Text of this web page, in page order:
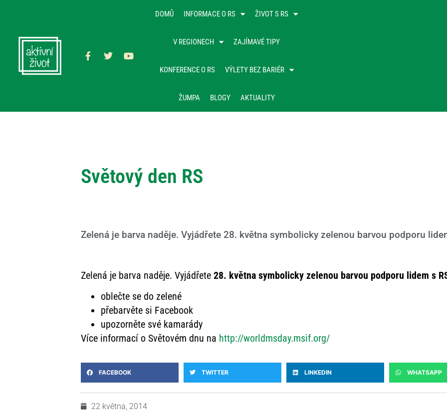
DOMŮ INFORMACE O RS ŽIVOT S RS
V REGIONECH ZAJÍMAVÉ TIPY
KONFERENCE O RS VÝLETY BEZ BARIÉR
ŽUMPA BLOGY AKTUALITY
Světový den RS
Zelená je barva naděje. Vyjádřete 28. května symbolicky zelenou barvou podporu
Zelená je barva naděje. Vyjádřete 28. května symbolicky zelenou barvou podporu lidem s
oblečte se do zelené
přebarvěte si Facebook
upozorněte své kamarády
Více informací o Světovém dnu na http://worldmsday.msif.org/
FACEBOOK TWITTER LINKEDIN WHATSAPP
22 května, 2014